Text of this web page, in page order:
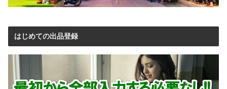
はじめての出品登録